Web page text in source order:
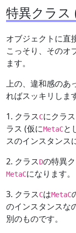
特異クラ
オブジェクトに直
こっそり、そのオ
ます。
上の、違和感のあ
ればスッキリします
1. クラスCにクラ
ラス (仮にMetaCと
スのインスタンス
2. クラスDの特異
MetaCになります。
3. クラスCはMetaC
のインスタンスな
別のものです。